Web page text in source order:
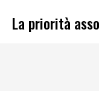
La priorità